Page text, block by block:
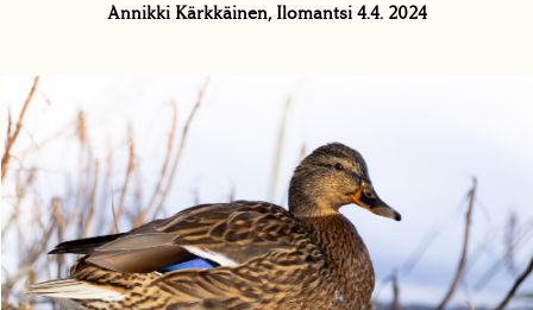
Annikki Kärkkäinen, Ilomantsi 4.4. 2024